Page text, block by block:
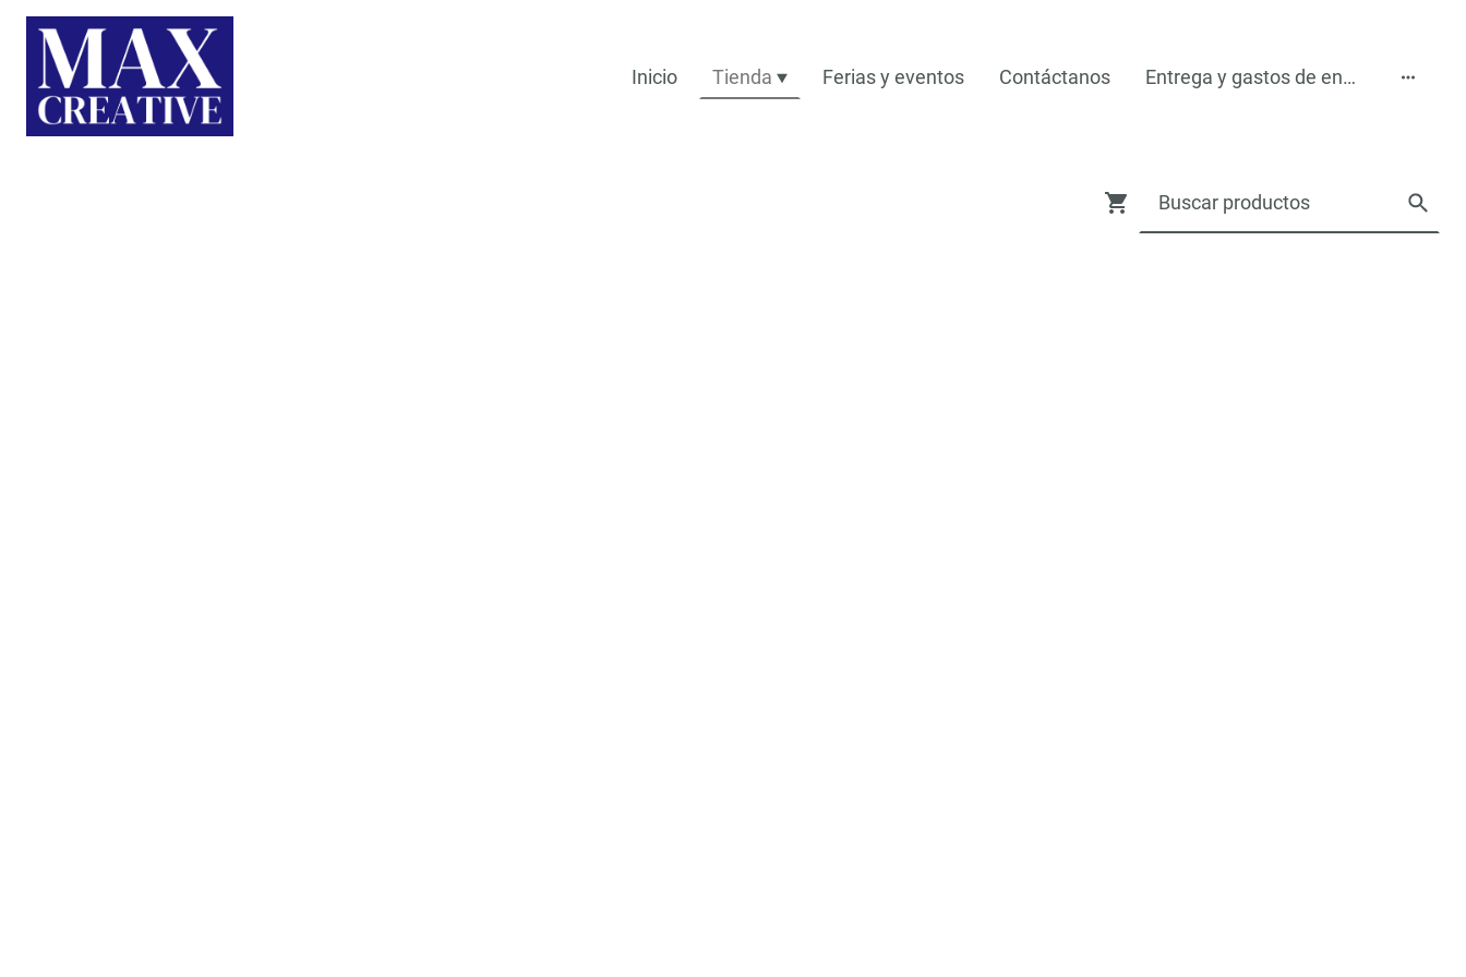
Inicio Tienda Ferias y eventos Contáctanos Entrega y gastos de encío